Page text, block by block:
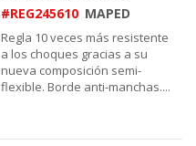
#REG245610 MAPED
Regla 10 veces más resistente
a los choques gracias a su
nueva composición semi-
flexible. Borde anti-manchas....